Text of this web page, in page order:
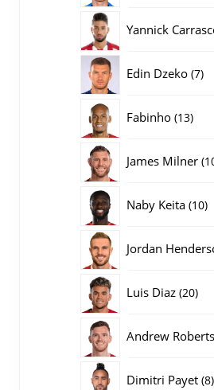
Yannick
Edin Dzeko 77
Fabinho 1313
James Milner
Naby Keita 1010
Jordan
Luis Diaz 2020
Andrew
Dimitri Payet 88